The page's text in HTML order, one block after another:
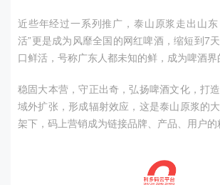
近些年经过一系列推广，泰山原浆走出山
活”更是成为风靡全国的网红啤酒，缩短到7
口鲜活，号称广东人都未知的鲜，成为啤酒界
稳固大本营，守正出奇，弘扬啤酒文化，打
域外扩张，形成辐射效应，这是泰山原浆的
架下，码上营销成为链接品牌、产品、用户的